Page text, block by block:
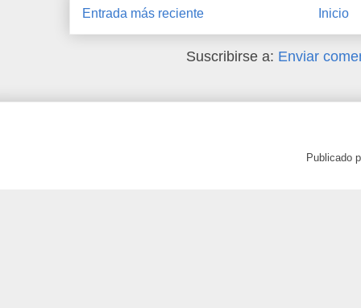
Entrada más reciente Inicio
Suscribirse a: Enviar
Publicado